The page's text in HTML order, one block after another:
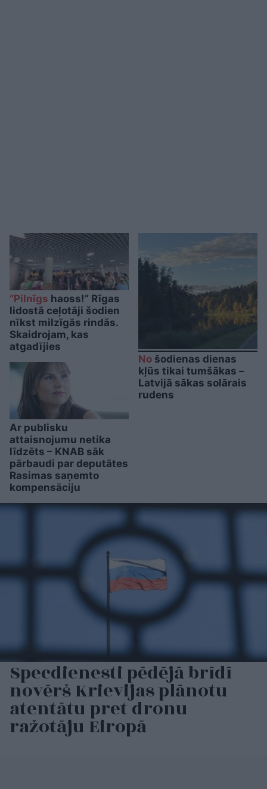
“Pilnīgs haoss!” Rīgas
lidostā ceļotāji šodien
nīkst milzīgās rindās.
Skaidrojam, kas
atgadījies
Ar publisku
attaisnojumu netika
līdzēts – KNAB sāk
pārbaudi par deputātes
Rasimas saņemto
kompensāciju
No šodienas dienas
kļūs tikai tumšākas –
Latvijā sākas solārais
rudens
Specdienesti pēdējā brīdī
novērš Krievijas plānotu
atentātu pret dronu
ražotāju Eiropā